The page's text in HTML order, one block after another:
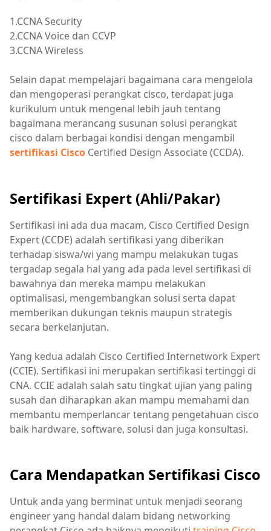
1.CCNA Security
2.CCNA Voice dan CCVP
3.CCNA Wireless
Selain dapat mempelajari bagaimana cara mengelola
dan mengoperasi perangkat cisco, terdapat juga
kurikulum untuk mengenal lebih jauh tentang
bagaimana merancang susunan solusi perangkat
cisco dalam berbagai kondisi dengan mengambil
sertifikasi Cisco Certified Design Associate (CCDA).
Sertifikasi Expert (Ahli/Pakar)
Sertifikasi ini ada dua macam, Cisco Certified Design
Expert (CCDE) adalah sertifikasi yang diberikan
terhadap siswa/wi yang mampu melakukan tugas
tergadap segala hal yang ada pada level sertifikasi di
bawahnya dan mereka mampu melakukan
optimalisasi, mengembangkan solusi serta dapat
memberikan dukungan teknis maupun strategis
secara berkelanjutan.
Yang kedua adalah Cisco Certified Internetwork Expert
(CCIE). Sertifikasi ini merupakan sertifikasi tertinggi di
CNA. CCIE adalah salah satu tingkat ujian yang paling
susah dan diharapkan akan mampu memahami dan
membantu memperlancar tentang pengetahuan cisco
baik hardware, software, solusi dan juga konsultasi.
Cara Mendapatkan Sertifikasi Cisco
Untuk anda yang berminat untuk menjadi seorang
engineer yang handal dalam bidang networking